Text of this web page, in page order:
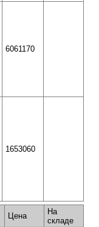
6061170
1653060
Цена
На
складе